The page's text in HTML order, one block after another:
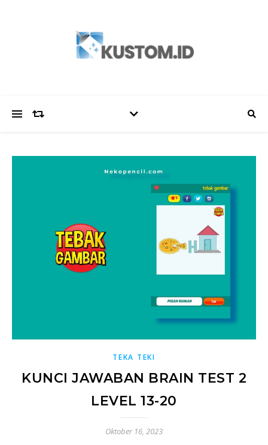
TEKA TEKI
KUNCI JAWABAN BRAIN TEST 2
LEVEL 13-20
Oktober 16, 2023